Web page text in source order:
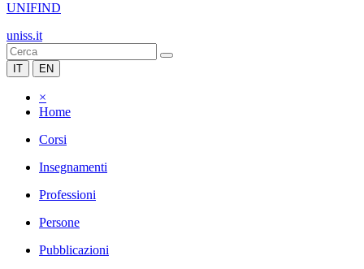
UNIFIND
uniss.it
IT EN
×
Home
Corsi
Insegnamenti
Professioni
Persone
Pubblicazioni